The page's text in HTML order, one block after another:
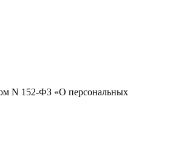
N 152-ФЗ «О персональных